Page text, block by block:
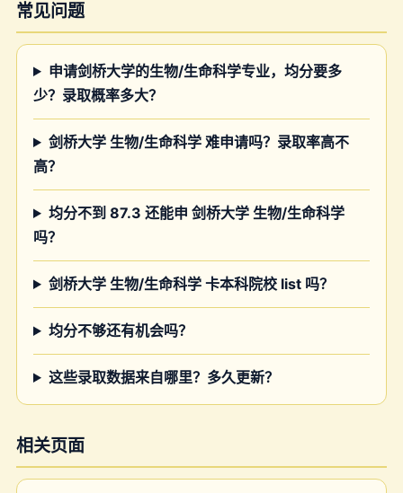
常见问题
申请剑桥大学的生物/生命科学专业，均分要多
少？录取概率多大？
剑桥大学 生物/生命科学 难申请吗？录取率高不
高？
均分不到 87.3 还能申 剑桥大学 生物/生命科学
吗？
剑桥大学 生物/生命科学 卡本科院校 list 吗？
均分不够还有机会吗？
这些录取数据来自哪里？多久更新？
相关页面